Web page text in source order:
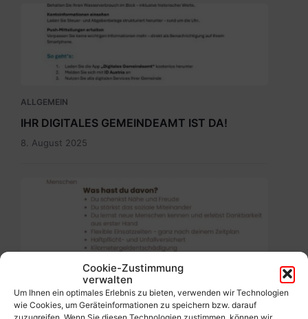
Cookie-Zustimmung
verwalten
Um Ihnen ein optimales Erlebnis zu bieten, verwenden wir Technologien
wie Cookies, um Geräteinformationen zu speichern bzw. darauf
zuzugreifen. Wenn Sie diesen Technologien zustimmen, können wir
Digitales
Gemeindeamt_Pressetext.pdf
ALLGEMEIN
IHR DIGITALES GEMEINDEAMT IST DA!
8. August 2025
Ehrenamtbewerbung
Pflegenahversorgung.pdf
Werde freiwillige(r) Helfer(in)!